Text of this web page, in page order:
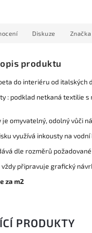
Diskuze Značka
produktu
do interiéru od italských
: podklad netkaná textilie
je omyvatelný, odolný vůči
využívá inkousty na vodní
dle rozměrů
vždy připravuje grafický
za m2
PRODUKTY